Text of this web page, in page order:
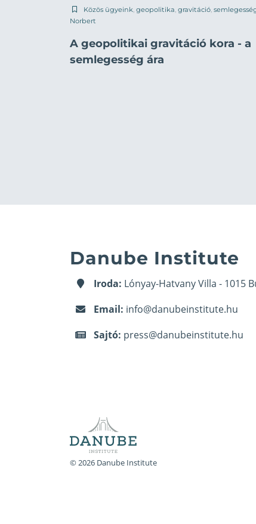
Közös ügyeink geopolitika gravitáció
Norbert
A geopolitikai gravitáció kora - a
semlegesség ára
Danube Institute
Iroda: Lónyay-Hatvany Villa - 1015
Email: info@danubeinstitute.hu
Sajtó: press@danubeinstitute.hu
© 2026 Danube Institute